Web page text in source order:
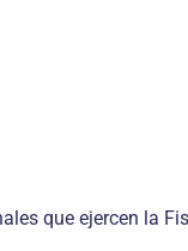
que ejercen la